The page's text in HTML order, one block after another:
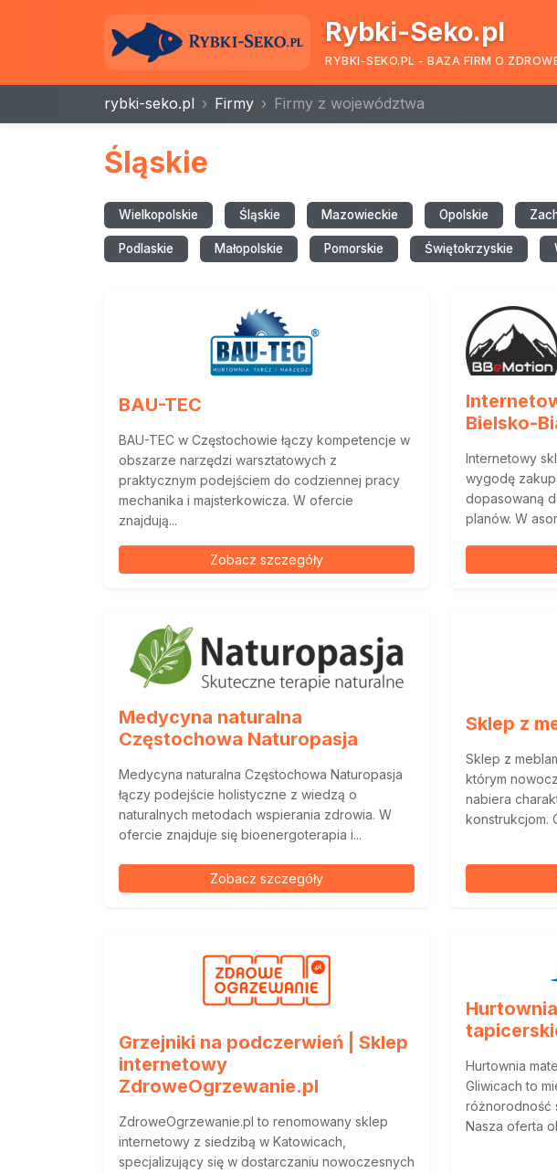
Rybki-Seko.pl
RYBKI-SEKO.PL - BAZA FIRM O
rybki-seko.pl Firmy Firmy z województwa
Śląskie
Wielkopolskie Śląskie Mazowieckie Opolskie
Podlaskie Małopolskie Pomorskie Świętokrzyskie
BAU-TEC
BAU-TEC w Częstochowie łączy kompetencje w
obszarze narzędzi warsztatowych z
praktycznym podejściem do codziennej pracy
mechanika i majsterkowicza. W ofercie
znajdują...
Zobacz szczegóły
Bielsko-
Internetowy
wygodę
dopasowaną
planów. W
Medycyna naturalna
Częstochowa Naturopasja
Medycyna naturalna Częstochowa Naturopasja
łączy podejście holistyczne z wiedzą o
naturalnych metodach wspierania zdrowia. W
ofercie znajduje się bioenergoterapia i...
Zobacz szczegóły
Sklep z
Sklep z
którym
nabiera
konstrukcjom.
Grzejniki na podczerwień | Sklep
internetowy
ZdroweOgrzewanie.pl
ZdroweOgrzewanie.pl to renomowany sklep
internetowy z siedzibą w Katowicach,
specjalizujący się w dostarczaniu nowoczesnych
Hurtownia
Gliwicach to
różnorodność
Nasza oferta